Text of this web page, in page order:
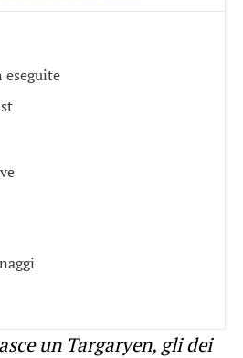
eseguite
un Targaryen, gli dei